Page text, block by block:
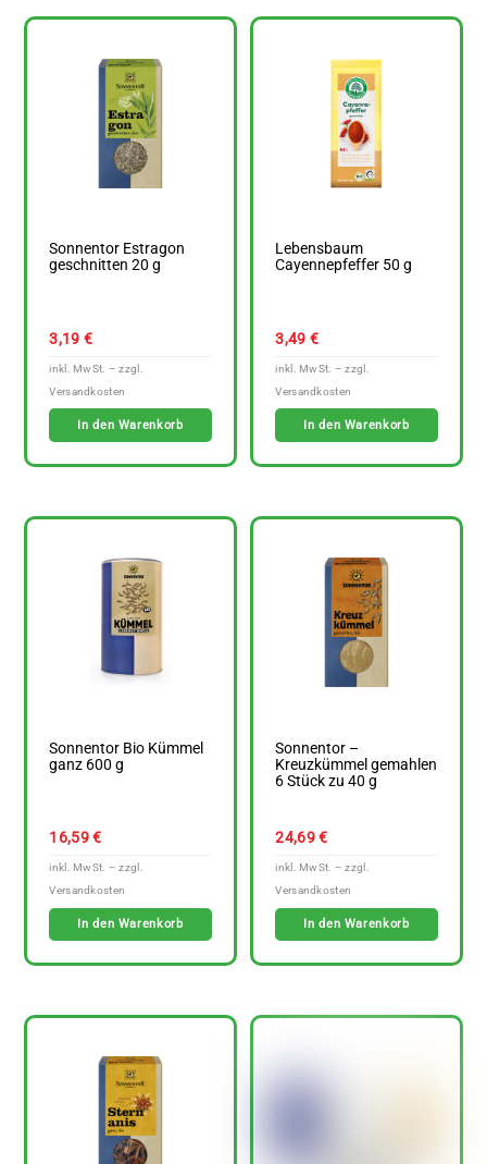
Sonnentor Estragon
geschnitten 20 g
3,19 €
In den Warenkorb
Lebensbaum
Cayennepfeffer 50 g
3,49 €
In den Warenkorb
Sonnentor Bio Kümmel
ganz 600 g
16,59€
In den Warenkorb
Sonnentor –
Kreuzkümmel gemahlen
6 Stück zu 40 g
24,69€
In den Warenkorb